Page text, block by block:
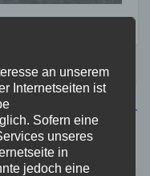
an unserem
Internetseiten ist
Sofern eine
unseres
in
jedoch eine